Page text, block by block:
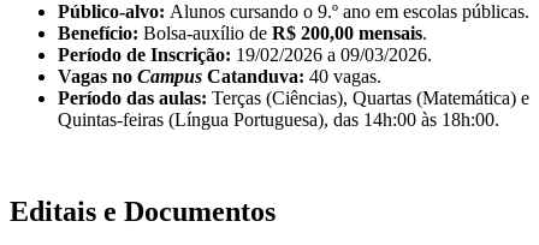
Público-alvo: Alunos cursando o 9.º ano em escolas públicas.
Benefício: Bolsa-auxílio de R$ 200,00 mensais.
Período de Inscrição: 19/02/2026 a 09/03/2026.
Vagas no Campus Catanduva: 40 vagas.
Período das aulas: Terças (Ciências), Quartas (Matemática) e
Quintas-feiras (Língua Portuguesa), das 14h:00 às 18h:00.
Editais e Documentos